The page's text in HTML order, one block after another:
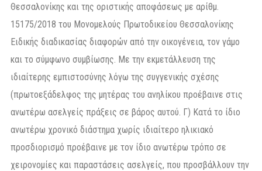
Θεσσαλονίκης και της οριστικής αποφάσεως με αρίθμ.
15175/2018 του Μονομελούς Πρωτοδικείου Θεσσαλονίκης
Ειδικής διαδικασίας διαφορών από την οικογένεια, τον γάμο
και το σύμφωνο συμβίωσης. Με την εκμετάλλευση της
ιδιαίτερης εμπιστοσύνης λόγω της συγγενικής σχέσης
(πρωτοεξάδελφος της μητέρας του ανηλίκου προέβαινε στις
ανωτέρω ασελγείς πράξεις σε βάρος αυτού. Γ) Κατά το ίδιο
ανωτέρω χρονικό διάστημα χωρίς ιδιαίτερο ηλικιακό
προσδιορισμό προέβαινε με τον ίδιο ανωτέρω τρόπο σε
χειρονομίες και παραστάσεις ασελγείς, που προσβάλλουν την